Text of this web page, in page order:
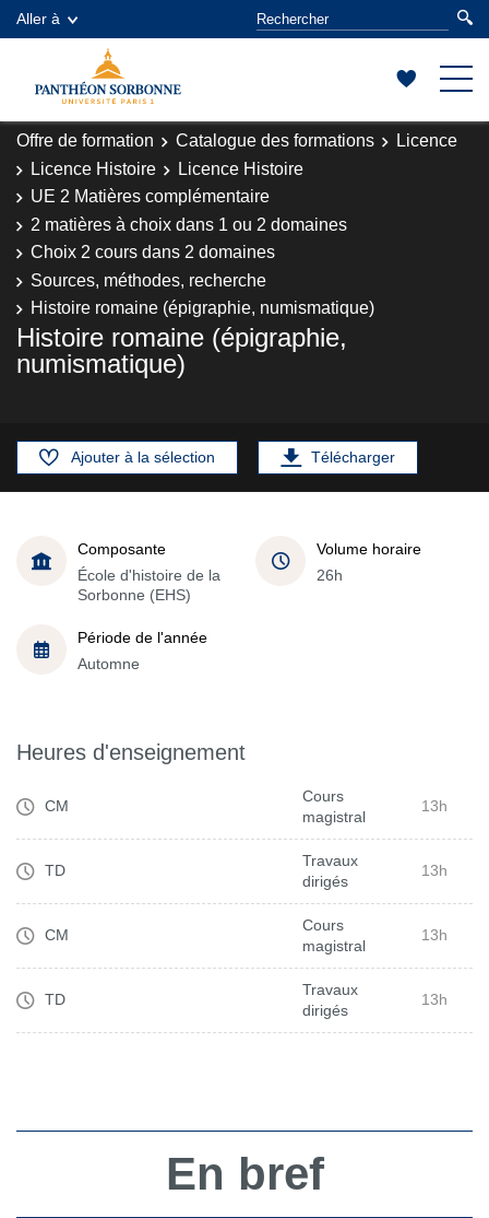
Aller à
Offre de formation Catalogue des formations
Licence
Licence Histoire
Licence Histoire
UE 2 Matières complémentaire
2 matières à choix dans 1 ou 2 domaines
Choix 2 cours dans 2 domaines
Sources, méthodes, recherche
Histoire romaine (épigraphie, numismatique)
Histoire romaine (épigraphie,
numismatique)
Ajouter à la sélection Télécharger
Composante
École d'histoire de la
Sorbonne (EHS)
Volume horaire
26h
Période de l'année
Automne
Heures d'enseignement
CM
Cours
magistral
13h
TD
Travaux
dirigés
13h
CM
Cours
magistral
13h
TD
Travaux
dirigés
13h
En bref